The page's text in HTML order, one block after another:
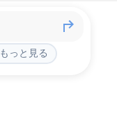
もっと見る